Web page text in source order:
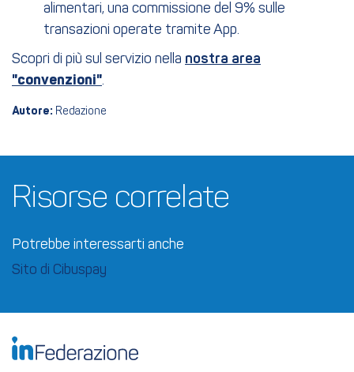
alimentari, una commissione del 9% sulle
transazioni operate tramite App.
Scopri di più sul servizio nella nostra area
"convenzioni".
Autore: Redazione
Risorse correlate
Potrebbe interessarti anche
Sito di Cibuspay